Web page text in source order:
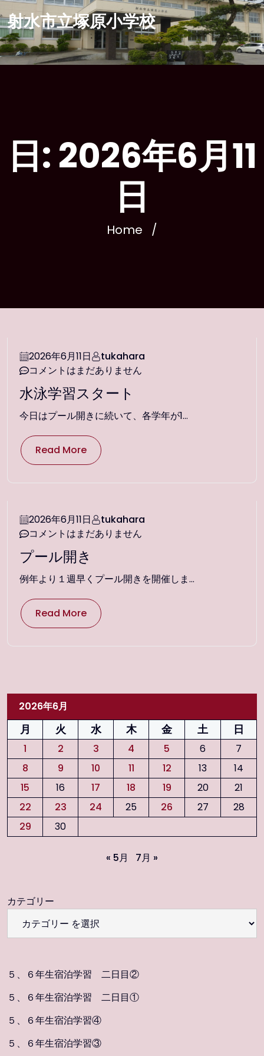
Skip
to
content
射水市立塚原小学校
今年創校150周年を迎えます
日:2026年6月11
日
Home
2026年6月11日
tukahara
コメントはまだありません
水泳学習スタート
今日はプール開きに続いて、各学年が1...
Read More
2026年6月11日
tukahara
コメントはまだありません
プール開き
例年より１週早くプール開きを開催しま...
Read More
2026年6月
月 火 水 木 金 土 日
1 2 3 4 5 6
7
8
9 10 11 12 13
14
15
16 17 18 19 20
21
22
23 24 25 26 27
28
29
30
« 5月 7月 »
カテゴリー
５、６年生宿泊学習 二日目②
５、６年生宿泊学習 二日目①
５、６年生宿泊学習④
５、６年生宿泊学習③